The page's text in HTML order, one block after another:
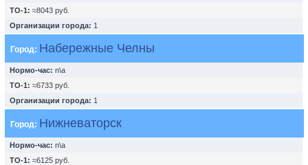
ТО-1: ≈8043 руб.
Организации города: 1
Город: Набережные Челны
Нормо-час: n\a
ТО-1: ≈6733 руб.
Организации города: 1
Город: Нижневаторск
Нормо-час: n\a
ТО-1: ≈6125 руб.